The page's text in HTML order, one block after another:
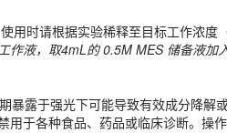
暴露于强光下可能导致有效成分降解
用于各种食品、药品或临床诊断。操
用时请根据实验稀释至目标工作浓度
工作液，取4mL的 0.5M MES 储备液加
暴露于强光下可能导致有效成分降解
用于各种食品、药品或临床诊断。操